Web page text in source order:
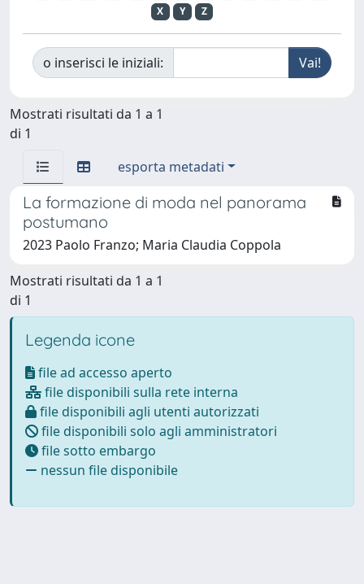
X
Y Z
o inserisci le iniziali:
Mostrati risultati da 1 a 1
di 1
esporta metadati
La formazione di moda nel panorama
postumano
2023 Paolo Franzo; Maria Claudia Coppola
Mostrati risultati da 1 a 1
di 1
Legenda icone
file ad accesso aperto
file disponibili sulla rete interna
file disponibili agli utenti autorizzati
file disponibili solo agli amministratori
file sotto embargo
nessun file disponibile